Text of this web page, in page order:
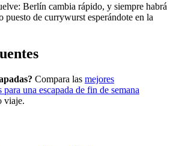
Berlín cambia rápido, y siempre habrá
puesto de currywurst esperándote en la
Compara las mejores
para una escapada de fin de semana
viaje.